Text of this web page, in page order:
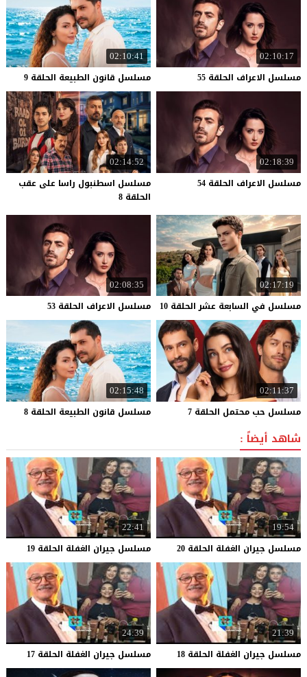
02:10:17
مسلسل الاعراف الحلقة 55
02:10:41
مسلسل قانون الطبيعة الحلقة 9
02:18:39
مسلسل الاعراف الحلقة 54
02:14:52
مسلسل اسطنبول راسا على عقب
الحلقة 8
02:17:19
مسلسل في السابعة عشر الحلقة 10
02:08:35
مسلسل الاعراف الحلقة 53
02:11:37
مسلسل حب محتمل الحلقة 7
02:15:48
مسلسل قانون الطبيعة الحلقة 8
شاهد أيضاً :
19:54
مسلسل جيران الغفلة الحلقة 20
22:41
مسلسل جيران الغفلة الحلقة 19
21:39
مسلسل جيران الغفلة الحلقة 18
24:39
مسلسل جيران الغفلة الحلقة 17